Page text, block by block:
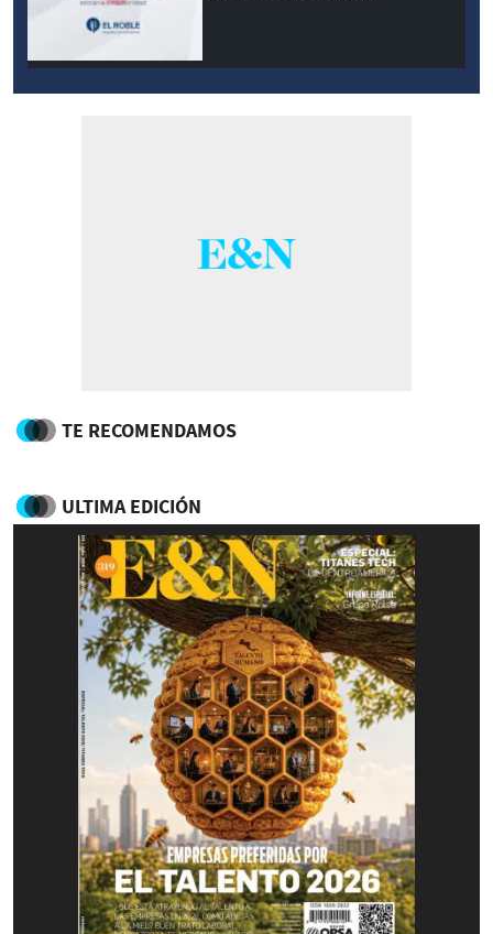
TE RECOMENDAMOS
ULTIMA EDICIÓN